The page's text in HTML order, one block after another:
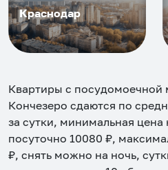
Краснодар
Квартиры с
Кончезеро сдаются по
за сутки, минимальная
посуточно 10080 ₽,
₽, снять можно на ночь,